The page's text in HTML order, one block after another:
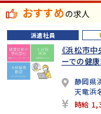
おすすめの求人
派遣社員
《浜松市
ーでの健
静岡県
天竜浜
時給